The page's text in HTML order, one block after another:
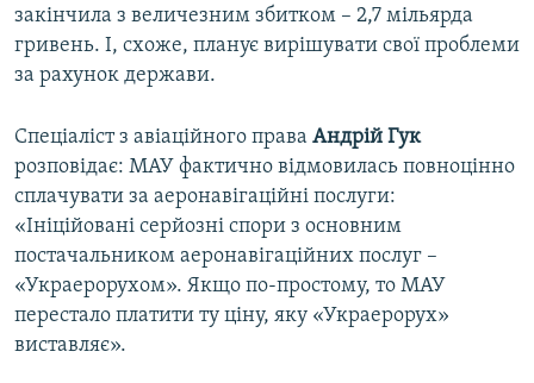
закінчила з величезним збитком – 2,7 мільярда
гривень. І, схоже, планує вирішувати свої проблеми
за рахунок держави.
Спеціаліст з авіаційного права Андрій Гук
розповідає: МАУ фактично відмовилась повноцінно
сплачувати за аеронавігаційні послуги:
«Ініційовані серйозні спори з основним
постачальником аеронавігаційних послуг –
«Украерорухом». Якщо по-простому, то МАУ
перестало платити ту ціну, яку «Украерорух»
виставляє».